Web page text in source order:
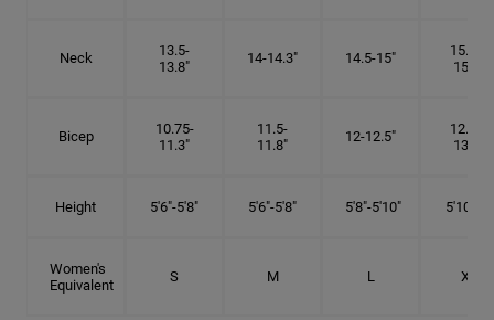
Neck
13.5-
13.8"
14-14.3" 14.5-15"
15.25-
15.5"
Bicep
10.75-
11.3"
11.5-
11.8"
12-12.5"
12.75-
13.3"
Height 5'6"-5'8" 5'6"-5'8" 5'8"-5'10" 5'10"- 6'
Women's
Equivalent
S M L XL